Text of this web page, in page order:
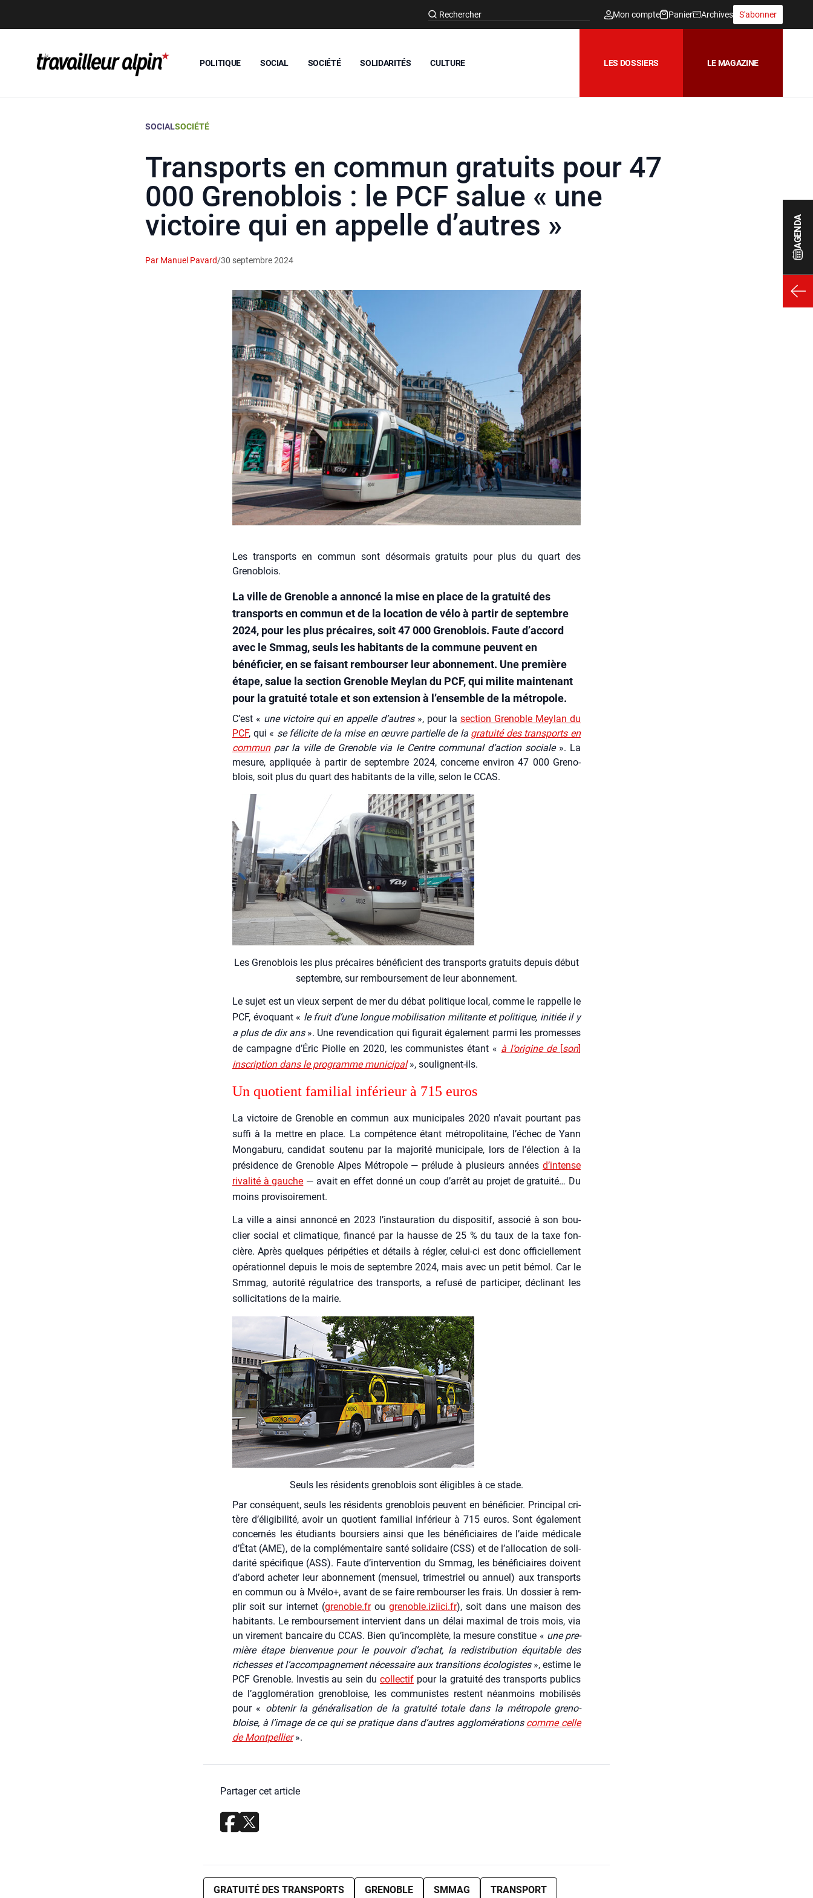
AGENDA
Mon compte Panier Archives S'abonner
POLITIQUE SOCIAL SOCIÉTÉ SOLIDARITÉS CULTURE LES DOSSIERS LE MAGAZINE
SOCIALSOCIÉTÉ
Transports en commun gratuits pour 47
000 Grenoblois : le PCF salue « une
victoire qui en appelle d’autres »
Par Manuel Pavard/30 septembre 2024
Les transports en commun sont désormais gratuits pour plus du quart des
Grenoblois.
La ville de Grenoble a annoncé la mise en place de la gratuité des
transports en commun et de la location de vélo à partir de septembre
2024, pour les plus précaires, soit 47 000 Grenoblois. Faute d’accord
avec le Smmag, seuls les habitants de la commune peuvent en
bénéficier, en se faisant rembourser leur abonnement. Une première
étape, salue la section Grenoble Meylan du PCF, qui milite maintenant
pour la gratuité totale et son extension à l’ensemble de la métropole.
C’est « une vic­toire qui en appelle d’autres», pour la sec­tion Gre­noble Mey­lan du
PCF, qui « se féli­cite de la mise en œuvre par­tielle de la gra­tui­té des trans­ports en
com­munpar la ville de Gre­noble via le Centre com­mu­nal d’action sociale». La
mesure, appli­quée à par­tir de sep­tembre 2024, concerne envi­ron 47 000 Gre­no­
blois, soit plus du quart des habi­tants de la ville, selon le CCAS.
Les Gre­no­blois les plus pré­caires béné­fi­cient des trans­ports gra­tuits depuis début
sep­tembre, sur rem­bour­se­ment de leur abon­ne­ment.
Le sujet est un vieux ser­pent de mer du débat poli­tique local, comme le rap­pelle le
PCF, évo­quant « le fruit d’une longue mobi­li­sa­tion mili­tante et poli­tique, ini­tiée il y
a plus de dix ans». Une reven­di­ca­tion qui figu­rait éga­le­ment par­mi les pro­messes
de cam­pagne d’Éric Piolle en 2020, les com­mu­nistes étant « à l’origine de [son]
ins­crip­tion dans le pro­gramme muni­ci­pal», sou­lignent-ils.
Un quo­tient fami­lial infé­rieur à 715 euros
La vic­toire de Gre­noble en com­mun aux muni­ci­pales 2020 n’avait pour­tant pas
suf­fi à la mettre en place. La com­pé­tence étant métro­po­li­taine, l’é­chec de Yann
Mon­ga­bu­ru, can­di­dat sou­te­nu par la majo­ri­té muni­ci­pale, lors de l’é­lec­tion à la
pré­si­dence de Gre­noble Alpes Métro­pole — pré­lude à plu­sieurs années d’in­tense
riva­li­té à gauche — avait en effet don­né un coup d’ar­rêt au pro­jet de gra­tui­té… Du
moins pro­vi­soi­re­ment.
La ville a ain­si annon­cé en 2023 l’instauration du dis­po­si­tif, asso­cié à son bou­
clier social et cli­ma­tique, finan­cé par la hausse de 25 % du taux de la taxe fon­
cière. Après quelques péri­pé­ties et détails à régler, celui-ci est donc offi­ciel­le­ment
opé­ra­tion­nel depuis le mois de sep­tembre 2024, mais avec un petit bémol. Car le
Smmag, auto­ri­té régu­la­trice des trans­ports, a refu­sé de par­ti­ci­per, décli­nant les
sol­li­ci­ta­tions de la mai­rie.
Seuls les rési­dents gre­no­blois sont éli­gibles à ce stade.
Par consé­quent, seuls les rési­dents gre­no­blois peuvent en béné­fi­cier. Prin­ci­pal cri­
tère d’éligibilité, avoir un quo­tient fami­lial infé­rieur à 715 euros. Sont éga­le­ment
concer­nés les étu­diants bour­siers ain­si que les béné­fi­ciaires de l’aide médi­cale
d’État (AME), de la com­plé­men­taire san­té soli­daire (CSS) et de l’allocation de soli­
da­ri­té spé­ci­fique (ASS). Faute d’intervention du Smmag, les béné­fi­ciaires doivent
d’abord ache­ter leur abon­ne­ment (men­suel, tri­mes­triel ou annuel) aux trans­ports
en com­mun ou à Mvé­lo+, avant de se faire rem­bour­ser les frais. Un dos­sier à rem­
plir soit sur inter­net (grenoble.frougrenoble.iziici.fr), soit dans une mai­son des
habi­tants. Le rem­bour­se­ment inter­vient dans un délai maxi­mal de trois mois, via
un vire­ment ban­caire du CCAS. Bien qu’incomplète, la mesure consti­tue « une pre­
mière étape bien­ve­nue pour le pou­voir d’achat, la redis­tri­bu­tion équi­table des
richesses et l’accompagnement néces­saire aux tran­si­tions éco­lo­gistes», estime le
PCF Gre­noble. Inves­tis au sein du col­lec­tif pour la gra­tui­té des trans­ports publics
de l’agglomération gre­no­bloise, les com­mu­nistes res­tent néan­moins mobi­li­sés
pour « obte­nir la géné­ra­li­sa­tion de la gra­tui­té totale dans la métro­pole gre­no­
bloise, à l’image de ce qui se pra­tique dans d’autres agglo­mé­ra­tions comme celle
de Mont­pel­lier».
Partager cet article
GRATUITÉ DES TRANSPORTS GRENOBLE SMMAG TRANSPORT